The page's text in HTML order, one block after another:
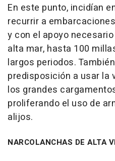
En este punto, incidían
recurrir a
y con el apoyo
alta mar, hasta 100
largos periodos.
predisposición a usar la
los grandes
proliferando el uso de
alijos.
NARCOLANCHAS DE ALTA